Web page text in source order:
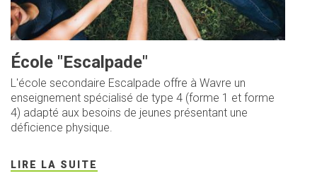
École "Escalpade"
L'école secondaire Escalpade offre à Wavre un
enseignement spécialisé de type 4 (forme 1 et forme
4) adapté aux besoins de jeunes présentant une
déficience physique.
LIRE LA SUITE